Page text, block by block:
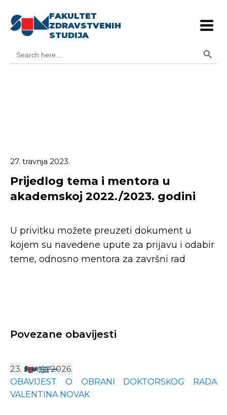
FAKULTET
ZDRAVSTVENIH
STUDIJA
for:
27. travnja 2023.
Prijedlog tema i mentora u
akademskoj 2022./2023. godini
U privitku možete preuzeti dokument u
kojem su navedene upute za prijavu i odabir
teme, odnosno mentora za završni rad
Povezane obavijesti
23. srpnja 2026.
OBAVIJEST O OBRANI DOKTORSKOG RADA
VALENTINA NOVAK